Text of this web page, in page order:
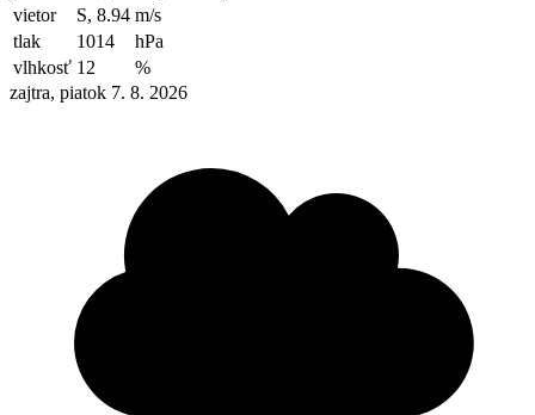
vietor
S, 8.94 m/s
tlak
1014
hPa
vlhkosť 12
%
zajtra, piatok 7. 8. 2026